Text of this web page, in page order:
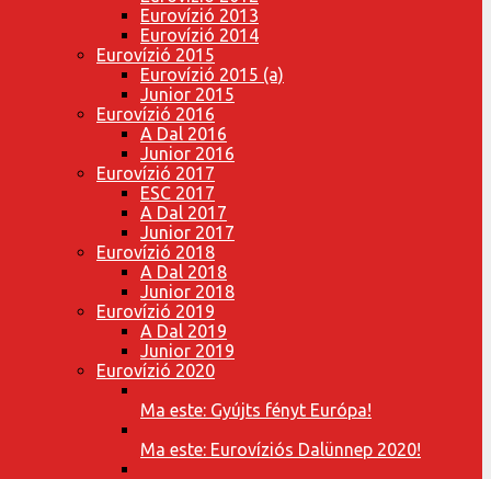
Eurovízió 2013
Eurovízió 2014
Eurovízió 2015
Eurovízió 2015 (a)
Junior 2015
Eurovízió 2016
A Dal 2016
Junior 2016
Eurovízió 2017
ESC 2017
A Dal 2017
Junior 2017
Eurovízió 2018
A Dal 2018
Junior 2018
Eurovízió 2019
A Dal 2019
Junior 2019
Eurovízió 2020
Ma este: Gyújts fényt Európa!
Ma este: Eurovíziós Dalünnep 2020!